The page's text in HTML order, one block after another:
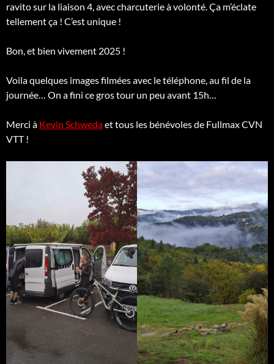
ravito sur la liaison 4, avec charcuterie à volonté. Ça m’éclate
tellement ça ! C’est unique !
Bon, et bien vivement 2025 !
Voila quelques images filmées avec le téléphone, au fil de la
journée… On a fini ce gros tour un peu avant 15h…
Merci à Kevin Schwedaet tous les bénévoles de Fullmax CVN
VTT !